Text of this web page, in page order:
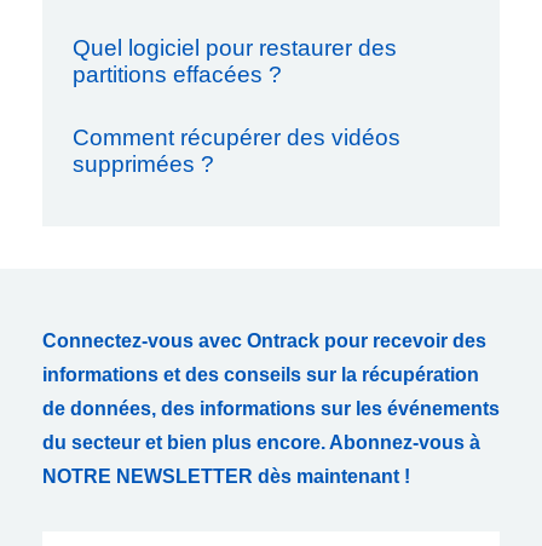
Quel logiciel pour restaurer des
partitions effacées ?
Comment récupérer des vidéos
supprimées ?
Connectez-vous avec Ontrack pour recevoir des
informations et des conseils sur la récupération
de données, des informations sur les événements
du secteur et bien plus encore. Abonnez-vous à
NOTRE NEWSLETTER dès maintenant !